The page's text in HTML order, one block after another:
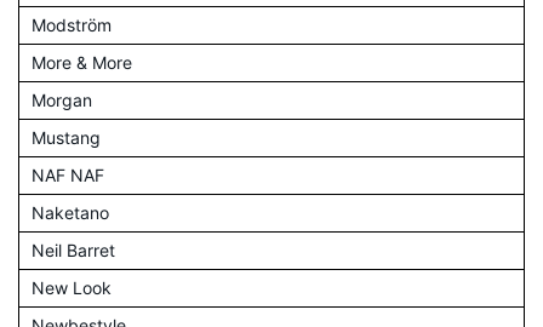
Modström
More & More
Morgan
Mustang
NAF NAF
Naketano
Neil Barret
New Look